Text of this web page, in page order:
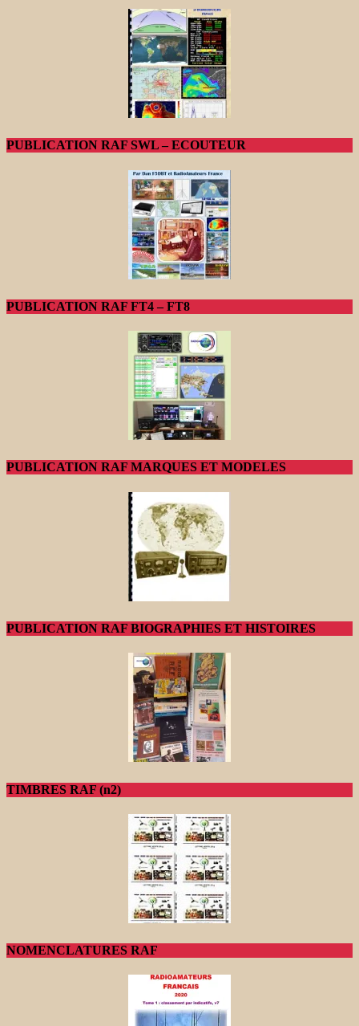
PUBLICATION RAF SWL – ECOUTEUR
PUBLICATION RAF FT4 – FT8
PUBLICATION RAF MARQUES ET MODELES
PUBLICATION RAF BIOGRAPHIES ET HISTOIRES
TIMBRES RAF (n2)
NOMENCLATURES RAF